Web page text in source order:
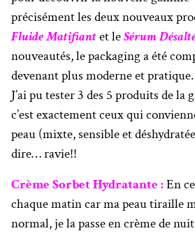
précisément les deux nouveaux
Fluide Matifiantet leSérum
nouveautés, le packaging a été
devenant plus moderne et pratique.
J’ai pu tester 3 des 5 produits de la
c’est exactement ceux qui
peau (mixte, sensible et
dire… ravie!!
Crème Sorbet Hydratante :En
chaque matin car ma peau tiraille
normal, je la passe en crème de